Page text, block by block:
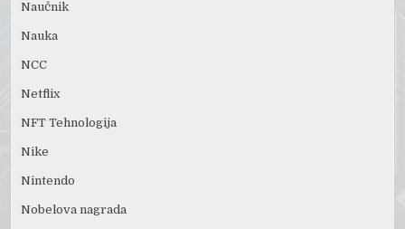
Naučnik
Nauka
NCC
Netflix
NFT Tehnologija
Nike
Nintendo
Nobelova nagrada